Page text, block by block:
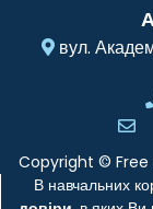
вул.
Copyright ©
В навчальних